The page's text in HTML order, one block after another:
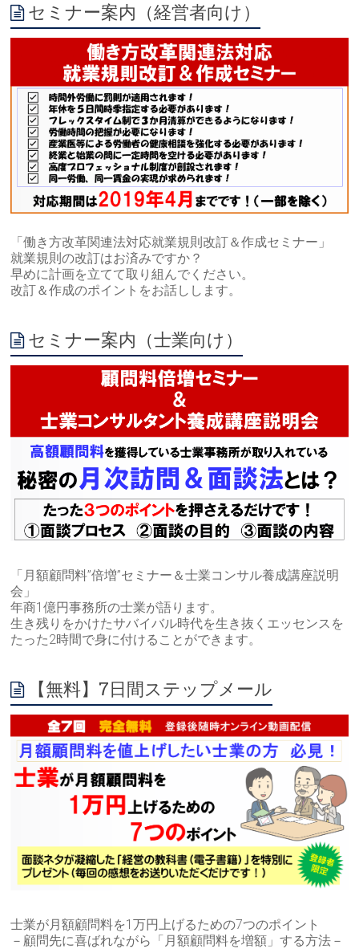
セミナー案内（経営者向け）
「働き方改革関連法対応就業規則改訂＆作成セミナー」
就業規則の改訂はお済みですか？
早めに計画を立てて取り組んでください。
改訂＆作成のポイントをお話しします。
セミナー案内（士業向け）
「月額顧問料”倍増”セミナー＆士業コンサル養成講座説明
会」
年商1億円事務所の士業が語ります。
生き残りをかけたサバイバル時代を生き抜くエッセンスを
たった2時間で身に付けることができます。
【無料】7日間ステップメール
士業が月額顧問料を1万円上げるための7つのポイント
－顧問先に喜ばれながら「月額顧問料を増額」する方法－